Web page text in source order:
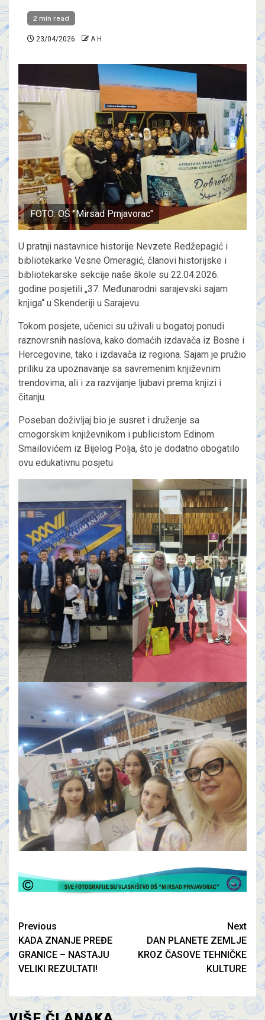
2 min read
23/04/2026 A.H.
FOTO: OŠ "Mirsad Prnjavorac"
U pratnji nastavnice historije Nevzete Redžepagić i
bibliotekarke Vesne Omeragić, članovi historijske i
bibliotekarske sekcije naše škole su 22.04.2026.
godine posjetili „37. Međunarodni sarajevski sajam
knjiga“ u Skenderiji u Sarajevu.
Tokom posjete, učenici su uživali u bogatoj ponudi
raznovrsnih naslova, kako domaćih izdavača iz Bosne i
Hercegovine, tako i izdavača iz regiona. Sajam je pružio
priliku za upoznavanje sa savremenim književnim
trendovima, ali i za razvijanje ljubavi prema knjizi i
čitanju.
Poseban doživljaj bio je susret i druženje sa
crnogorskim književnikom i publicistom Edinom
Smailovićem iz Bijelog Polja, što je dodatno obogatilo
ovu edukativnu posjetu
Previous
KADA ZNANJE PREĐE
GRANICE – NASTAJU
VELIKI REZULTATI!
Next
DAN PLANETE ZEMLJE
KROZ ČASOVE TEHNIČKE
KULTURE